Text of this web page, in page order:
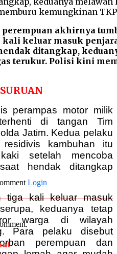
akhirnya
kali keluar masuk
ditangkap,
terukur. Polisi kini
perampas motor milik
di tangan Tim
Jatim. Kedua pelaku
kambuhan itu
setelah mencoba
hendak ditangkap
tiga kali keluar masuk
keduanya tetap
warga di wilayah
Para pelaku disebut
perempuan dan
Login